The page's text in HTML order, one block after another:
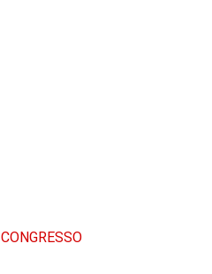
CONGRESSO